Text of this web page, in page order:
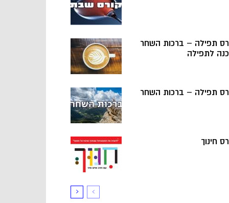
תפילה – ברכות השחר
לתפילה
תפילה – ברכות השחר
חינוך